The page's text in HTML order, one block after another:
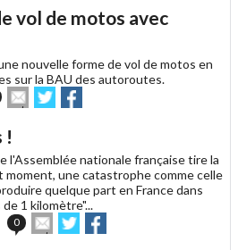
vol de motos avec
nouvelle forme de vol de motos en
sur la BAU des autoroutes.
Envoyer
cet
à
un
ami
Partager
sur sur
!
l'Assemblée nationale française tire la
une catastrophe comme celle
quelque part en France dans
1 kilomètre"...
0
Envoyer
cet
Partager
sur sur